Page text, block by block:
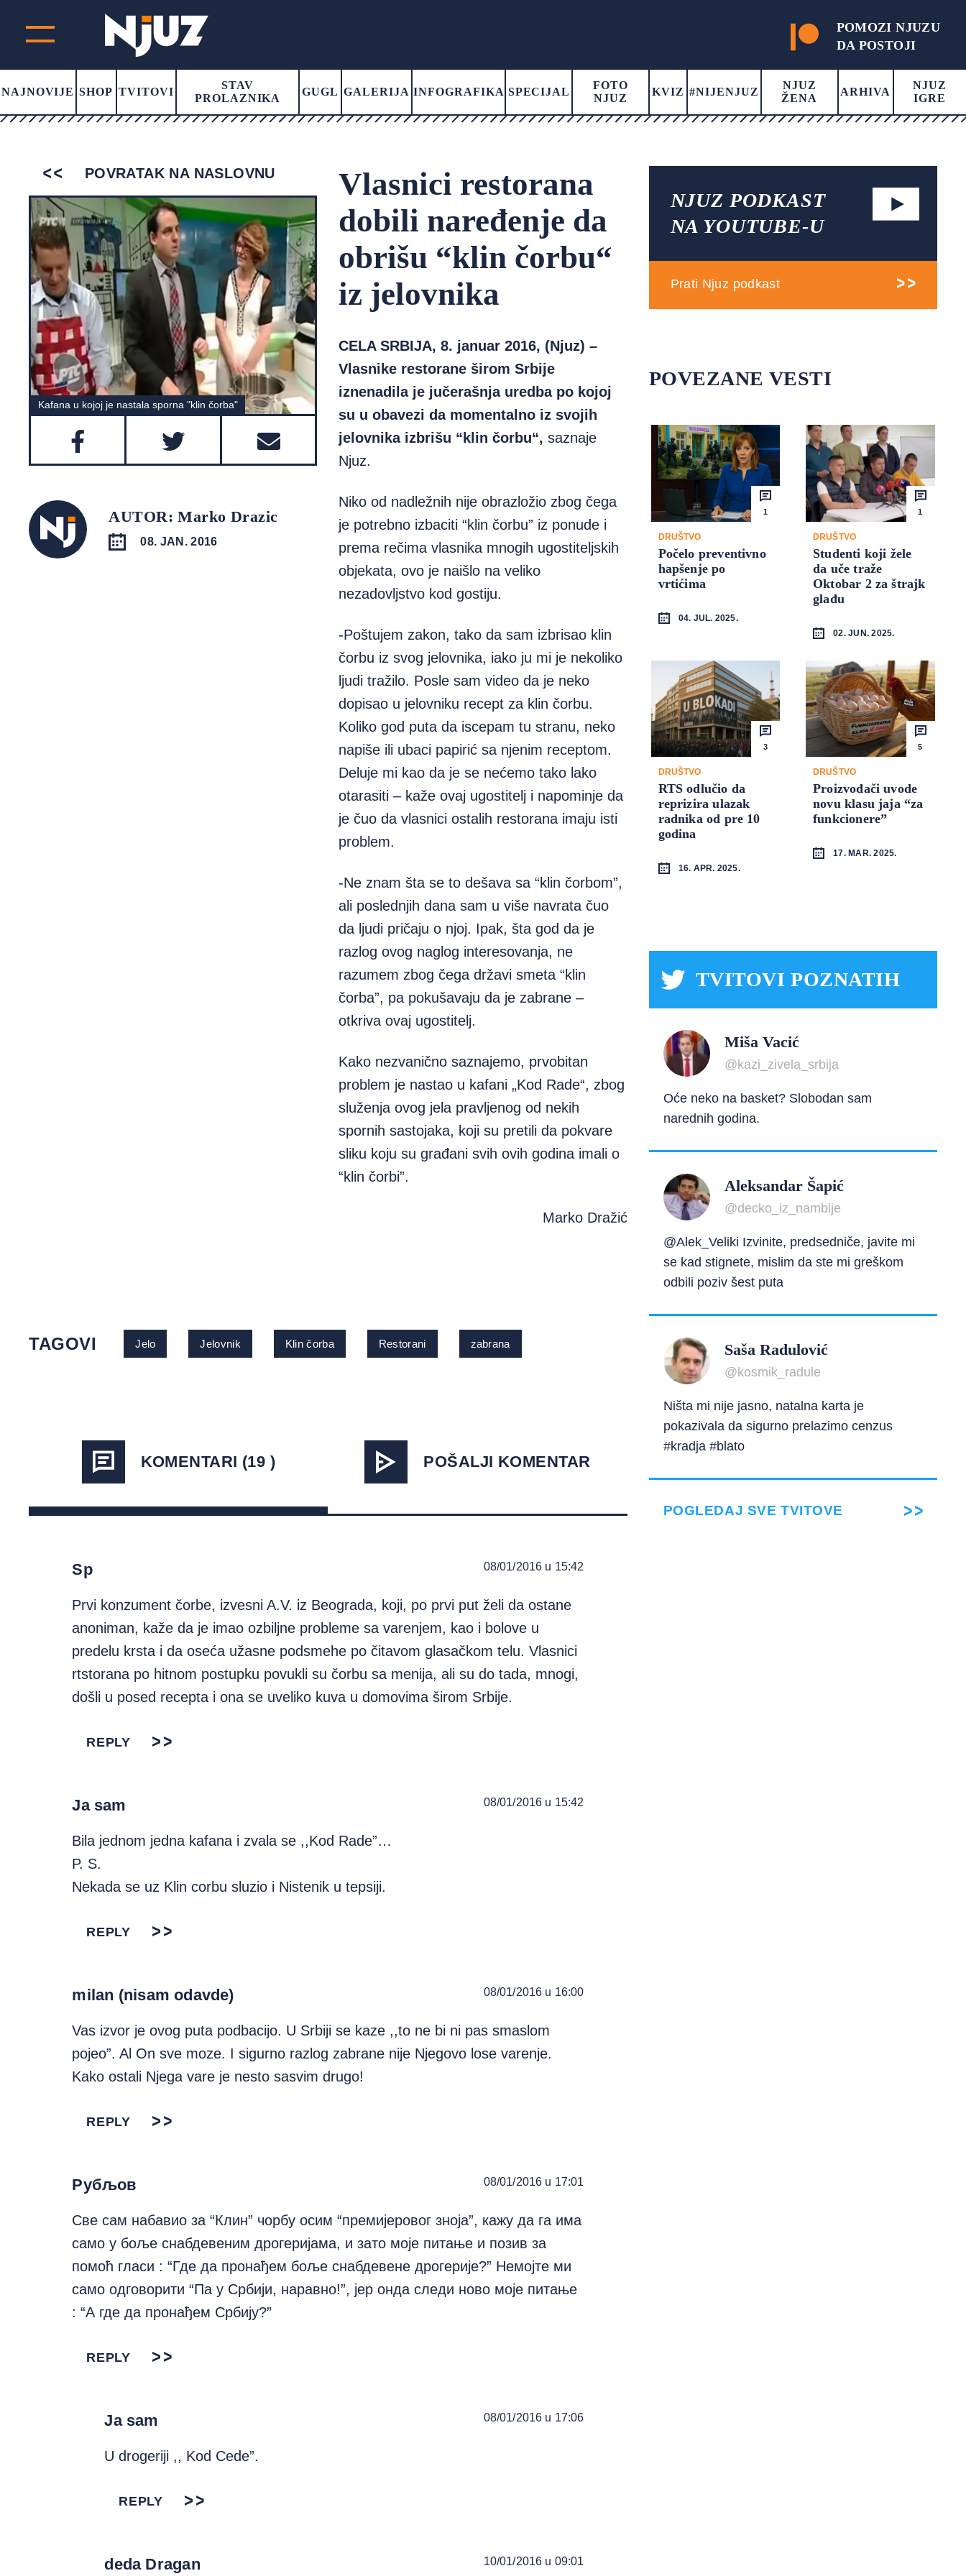
POMOZI NJUZU
DA POSTOJI
NAJNOVIJE SHOP TVITOVI
STAV
PROLAZNIKA
GUGL GALERIJA INFOGRAFIKA SPECIJAL
FOTO
NJUZ
KVIZ #NIJENJUZ
NJUZ
ŽENA
ARHIVA
NJUZ
IGRE
POVRATAK NA NASLOVNU
Kafana u kojoj je nastala sporna "klin čorba"
AUTOR: Marko Drazic
08. JAN. 2016
Vlasnici restorana
dobili naređenje da
obrišu “klin čorbu“
iz jelovnika
CELA SRBIJA, 8. januar 2016, (Njuz) –
Vlasnike restorane širom Srbije
iznenadila je jučerašnja uredba po kojoj
su u obavezi da momentalno iz svojih
jelovnika izbrišu “klin čorbu“, saznaje
Njuz.
Niko od nadležnih nije obrazložio zbog čega
je potrebno izbaciti “klin čorbu” iz ponude i
prema rečima vlasnika mnogih ugostiteljskih
objekata, ovo je naišlo na veliko
nezadovljstvo kod gostiju.
-Poštujem zakon, tako da sam izbrisao klin
čorbu iz svog jelovnika, iako ju mi je nekoliko
ljudi tražilo. Posle sam video da je neko
dopisao u jelovniku recept za klin čorbu.
Koliko god puta da iscepam tu stranu, neko
napiše ili ubaci papirić sa njenim receptom.
Deluje mi kao da je se nećemo tako lako
otarasiti – kaže ovaj ugostitelj i napominje da
je čuo da vlasnici ostalih restorana imaju isti
problem.
-Ne znam šta se to dešava sa “klin čorbom”,
ali poslednjih dana sam u više navrata čuo
da ljudi pričaju o njoj. Ipak, šta god da je
razlog ovog naglog interesovanja, ne
razumem zbog čega državi smeta “klin
čorba”, pa pokušavaju da je zabrane –
otkriva ovaj ugostitelj.
Kako nezvanično saznajemo, prvobitan
problem je nastao u kafani „Kod Rade“, zbog
služenja ovog jela pravljenog od nekih
spornih sastojaka, koji su pretili da pokvare
sliku koju su građani svih ovih godina imali o
“klin čorbi”.
Marko Dražić
TAGOVI Jelo Jelovnik Klin čorba Restorani zabrana
KOMENTARI (19 ) POŠALJI KOMENTAR
Sp 08/01/2016 u 15:42
Prvi konzument čorbe, izvesni A.V. iz Beograda, koji, po prvi put želi da ostane
anoniman, kaže da je imao ozbiljne probleme sa varenjem, kao i bolove u
predelu krsta i da oseća užasne podsmehe po čitavom glasačkom telu. Vlasnici
rtstorana po hitnom postupku povukli su čorbu sa menija, ali su do tada, mnogi,
došli u posed recepta i ona se uveliko kuva u domovima širom Srbije.
REPLY
Ja sam 08/01/2016 u 15:42
Bila jednom jedna kafana i zvala se ,,Kod Rade”…
P. S.
Nekada se uz Klin corbu sluzio i Nistenik u tepsiji.
REPLY
milan (nisam odavde) 08/01/2016 u 16:00
Vas izvor je ovog puta podbacijo. U Srbiji se kaze ,,to ne bi ni pas smaslom
pojeo”. Al On sve moze. I sigurno razlog zabrane nije Njegovo lose varenje.
Kako ostali Njega vare je nesto sasvim drugo!
REPLY
Рубљов 08/01/2016 u 17:01
Све сам набавио за “Клин” чорбу осим “премијеровог зноја”, кажу да га има
само у боље снабдевеним дрогеријама, и зато моје питање и позив за
помоћ гласи : “Где да пронађем боље снабдевене дрогерије?” Немојте ми
само одговорити “Па у Србији, наравно!”, јер онда следи ново моје питање
: “А где да пронађем Србију?”
REPLY
Ja sam 08/01/2016 u 17:06
U drogeriji ,, Kod Cede”.
REPLY
deda Dragan 10/01/2016 u 09:01
NJUZ PODKAST
NA YOUTUBE-U
Prati Njuz podkast
POVEZANE VESTI
1
DRUŠTVO
Počelo preventivno
hapšenje po
vrtićima
04. JUL. 2025.
1
DRUŠTVO
Studenti koji žele
da uče traže
Oktobar 2 za štrajk
glađu
02. JUN. 2025.
3
DRUŠTVO
RTS odlučio da
reprizira ulazak
radnika od pre 10
godina
16. APR. 2025.
5
DRUŠTVO
Proizvođači uvode
novu klasu jaja “za
funkcionere”
17. MAR. 2025.
TVITOVI POZNATIH
Miša Vacić
@kazi_zivela_srbija
Oće neko na basket? Slobodan sam
narednih godina.
Aleksandar Šapić
@decko_iz_nambije
@Alek_Veliki Izvinite, predsedniče, javite mi
se kad stignete, mislim da ste mi greškom
odbili poziv šest puta
Saša Radulović
@kosmik_radule
Ništa mi nije jasno, natalna karta je
pokazivala da sigurno prelazimo cenzus
#kradja #blato
POGLEDAJ SVE TVITOVE